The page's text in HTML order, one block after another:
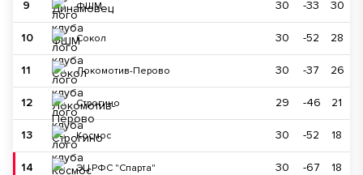
9 ФШМ 30 -33 30
10 Сокол 30 -52 28
11 Локомотив-Перово 30 -37 26
12 Строгино 29 -46 21
13 Космос 30 -52 18
14 ЭЦ РФС "Спарта" 30 -67 18